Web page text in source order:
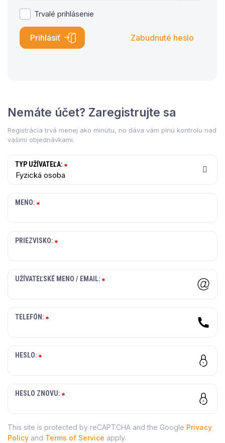
Trvalé prihlásenie
Prihlásiť Zabudnuté heslo
Nemáte účet? Zaregistrujte sa
Registrácia trvá menej ako minútu, no dáva vám plnú kontrolu nad
vašimi objednávkami.
TYP UŽÍVATEĽA:
Fyzická osoba
MENO:
PRIEZVISKO:
UŽÍVATEĽSKÉ MENO / EMAIL:
TELEFÓN:
HESLO:
HESLO ZNOVU:
This site is protected by reCAPTCHA and the Google Privacy
Policy and Terms of Service apply.